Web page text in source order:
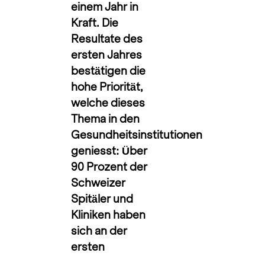
einem Jahr in
Kraft. Die
Resultate des
ersten Jahres
bestätigen die
hohe Priorität,
welche dieses
Thema in den
Gesundheitsinstitutionen
geniesst: Über
90 Prozent der
Schweizer
Spitäler und
Kliniken haben
sich an der
ersten